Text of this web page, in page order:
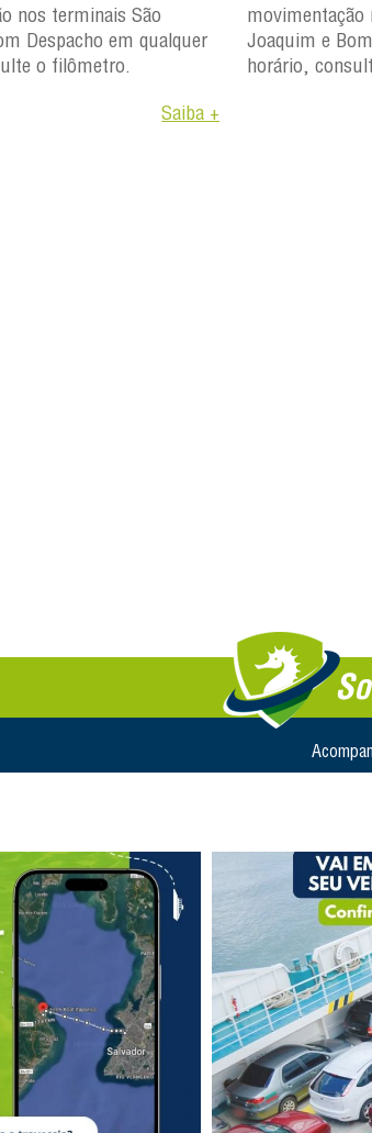
nos terminais São
Despacho em qualquer
o filômetro.
Saiba +
movimentação
Joaquim e
horário,